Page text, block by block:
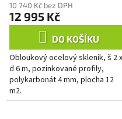
10 740 Kč bez DPH
12 995 Kč
DO KOŠÍKU
Obloukový ocelový skleník, š 2 x
d 6 m, pozinkované profily,
polykarbonát 4 mm, plocha 12
m2.